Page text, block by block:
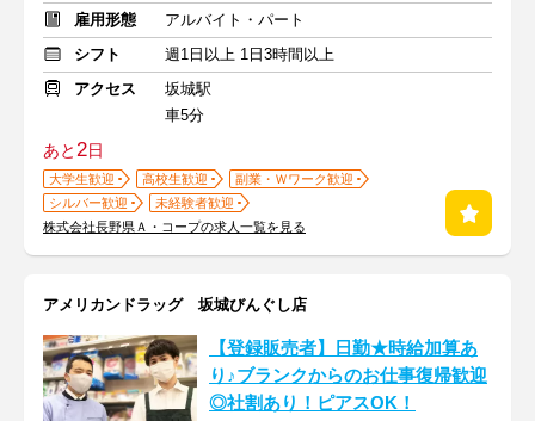
雇用形態
アルバイト・パート
シフト
週1日以上 1日3時間以上
アクセス
坂城駅
車5分
あと2日
大学生歓迎 高校生歓迎
副業・Ｗワーク歓迎
シルバー歓迎
未経験者歓迎
株式会社長野県Ａ・コープの求人一覧を見る
アメリカンドラッグ 坂城びんぐし店
【登録販売者】日勤★時給加算あ
り♪ブランクからのお仕事復帰歓迎
◎社割あり！ピアスOK！